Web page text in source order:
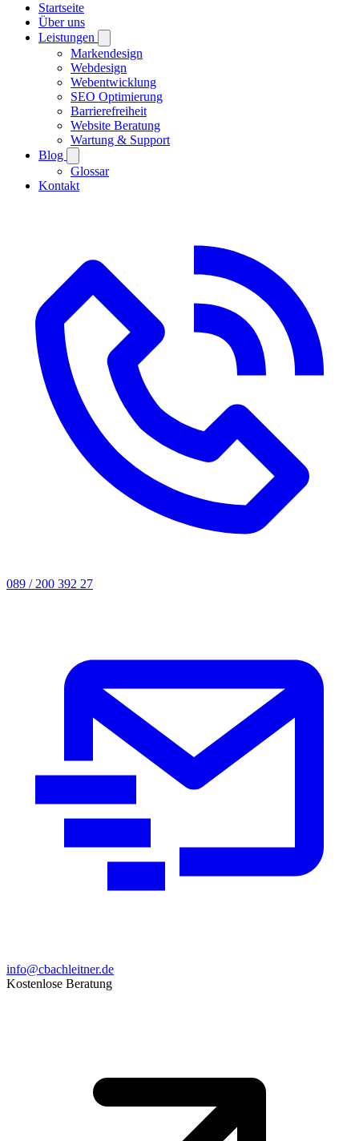
Startseite
Über uns
Leistungen
Markendesign
Webdesign
Webentwicklung
SEO Optimierung
Barrierefreiheit
Website Beratung
Wartung & Support
Blog
Glossar
Kontakt
089 / 200 392 27
info@cbachleitner.de
Kostenlose Beratung